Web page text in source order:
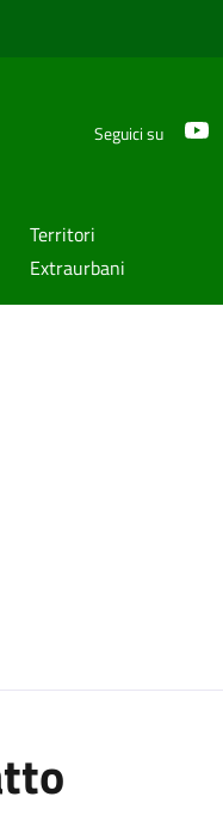
Seguici su
Territori
Extraurbani